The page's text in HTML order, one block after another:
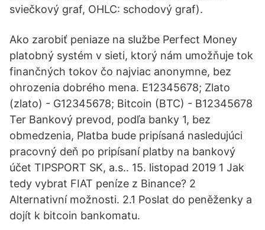
sviečkový graf, OHLC: schodový graf).
Ako zarobiť peniaze na službe Perfect Money
platobný systém v sieti, ktorý nám umožňuje tok
finančných tokov čo najviac anonymne, bez
ohrozenia dobrého mena. E12345678; Zlato
(zlato) - G12345678; Bitcoin (BTC) - B12345678
Ter Bankový prevod, podľa banky 1, bez
obmedzenia, Platba bude pripísaná nasledujúci
pracovný deň po pripísaní platby na bankový
účet TIPSPORT SK, a.s.. 15. listopad 2019 1 Jak
tedy vybrat FIAT peníze z Binance? 2
Alternativní možnosti. 2.1 Poslat do peněženky a
dojít k bitcoin bankomatu.